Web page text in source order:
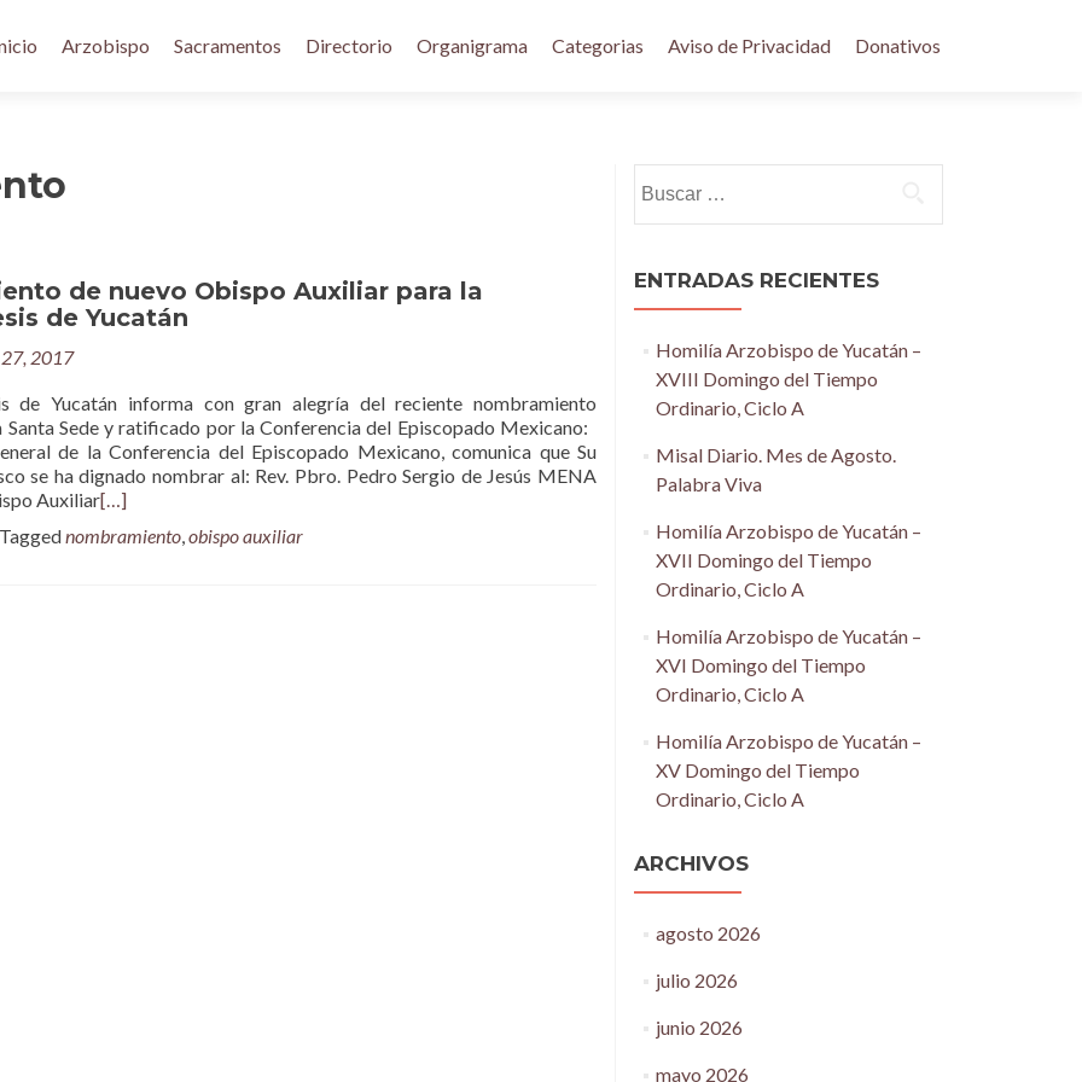
Arzobispo Sacramentos Directorio Organigrama Categorias Aviso de Privacidad Donativos
de nuevo Obispo Auxiliar para la
de Yucatán
2017
de Yucatán informa con gran alegría del reciente nombramiento
Sede y ratificado por la Conferencia del Episcopado Mexicano:
de la Conferencia del Episcopado Mexicano, comunica que Su
se ha dignado nombrar al: Rev. Pbro. Pedro Sergio de Jesús MENA
Auxiliar[…]
Taggednombramiento,obispo auxiliar
ENTRADAS RECIENTES
Homilía Arzobispo de Yucatán –
XVIII Domingo del Tiempo
Ordinario, Ciclo A
Misal Diario. Mes de Agosto.
Palabra Viva
Homilía Arzobispo de Yucatán –
XVII Domingo del Tiempo
Ordinario, Ciclo A
Homilía Arzobispo de Yucatán –
XVI Domingo del Tiempo
Ordinario, Ciclo A
Homilía Arzobispo de Yucatán –
XV Domingo del Tiempo
Ordinario, Ciclo A
ARCHIVOS
agosto 2026
julio 2026
junio 2026
mayo 2026